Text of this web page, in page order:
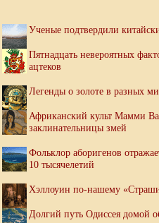
Ученые подтвердили
Пятнадцать невероятных
ацтеков
Легенды о золоте в разных
Африканский культ Мамми
заклинательницы змей
Фольклор аборигенов
10 тысячелетий
Хэллоуин по-нашему
Долгий путь Одиссея домой